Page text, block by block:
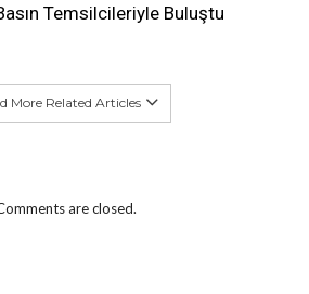
Temsilcileriyle Buluştu
More Related Articles
are closed.